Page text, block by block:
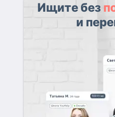
Ищите без
и